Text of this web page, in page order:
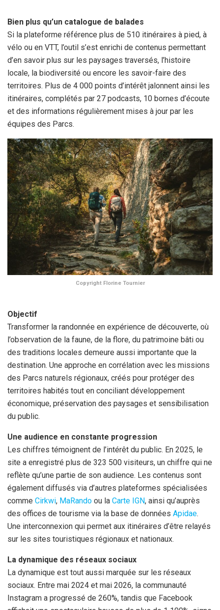
Bien plus qu’un catalogue de balades
Si la plateforme référence plus de 510 itinéraires à pied, à
vélo ou en VTT, l’outil s’est enrichi de contenus permettant
d’en savoir plus sur les paysages traversés, l’histoire
locale, la biodiversité ou encore les savoir-faire des
territoires. Plus de 4 000 points d’intérêt jalonnent ainsi les
itinéraires, complétés par 27 podcasts, 10 bornes d’écoute
et des informations régulièrement mises à jour par les
équipes des Parcs.
Copyright Florine Tournier
Objectif
Transformer la randonnée en expérience de découverte, où
l’observation de la faune, de la flore, du patrimoine bâti ou
des traditions locales demeure aussi importante que la
destination. Une approche en corrélation avec les missions
des Parcs naturels régionaux, créés pour protéger des
territoires habités tout en conciliant développement
économique, préservation des paysages et sensibilisation
du public.
Une audience en constante progression
Les chiffres témoignent de l’intérêt du public. En 2025, le
site a enregistré plus de 323 500 visiteurs, un chiffre qui ne
reflète qu’une partie de son audience. Les contenus sont
également diffusés via d’autres plateformes spécialisées
comme Cirkwi, MaRando ou la Carte IGN, ainsi qu’auprès
des offices de tourisme via la base de données Apidae.
Une interconnexion qui permet aux itinéraires d’être relayés
sur les sites touristiques régionaux et nationaux.
La dynamique des réseaux sociaux
La dynamique est tout aussi marquée sur les réseaux
sociaux. Entre mai 2024 et mai 2026, la communauté
Instagram a progressé de 260%, tandis que Facebook